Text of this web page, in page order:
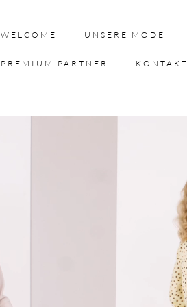
WELCOME UNSERE MODE
PREMIUM PARTNER KONTAKT